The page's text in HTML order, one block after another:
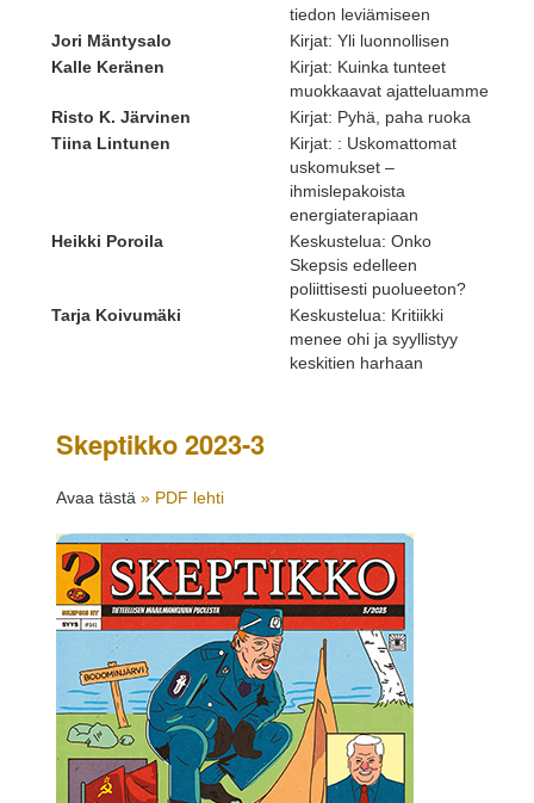
tiedon leviämiseen
Jori Mäntysalo
Kirjat: Yli luonnollisen
Kalle Keränen
Kirjat: Kuinka tunteet
muokkaavat ajatteluamme
Risto K. Järvinen
Kirjat: Pyhä, paha ruoka
Tiina Lintunen
Kirjat: : Uskomattomat
uskomukset –
ihmislepakoista
energiaterapiaan
Heikki Poroila
Keskustelua: Onko
Skepsis edelleen
poliittisesti puolueeton?
Tarja Koivumäki
Keskustelua: Kritiikki
menee ohi ja syyllistyy
keskitien harhaan
Skeptikko 2023-3
Avaa tästä» PDF lehti